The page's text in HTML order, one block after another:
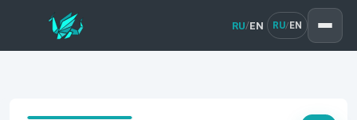
RU/EN RU/ EN